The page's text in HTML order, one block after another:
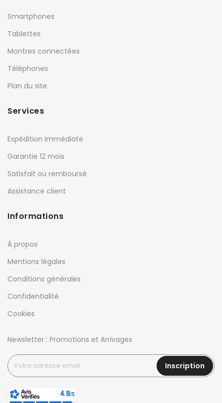
Smartphones
Tablettes
Montres connectées
Téléphones
Plan du site
Services
Expédition immédiate
Garantie 12 mois
Satisfait ou remboursé
Assistance client
Informations
À propos
Mentions légales
Conditions générales
Confidentialité
Cookies
Newsletter : Promotions et Arrivages
Inscription